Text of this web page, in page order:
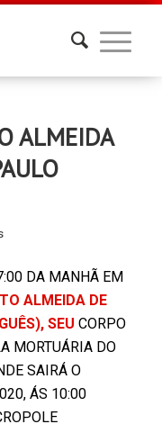
ALMEIDA
DA MANHÃ EM
ALMEIDA DE
SEU CORPO
MORTUÁRIA DO
SAIRÁ O
ÁS 10:00